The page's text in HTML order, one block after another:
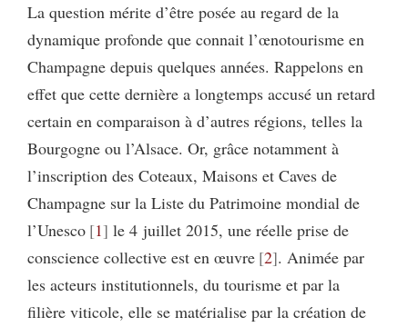
La question mérite d’être posée au regard de la
dynamique profonde que connait l’œnotourisme en
Champagne depuis quelques années. Rappelons en
effet que cette dernière a longtemps accusé un retard
certain en comparaison à d’autres régions, telles la
Bourgogne ou l’Alsace. Or, grâce notamment à
l’inscription des Coteaux, Maisons et Caves de
Champagne sur la Liste du Patrimoine mondial de
l’Unesco 1 le 4 juillet 2015, une réelle prise de
conscience collective est en œuvre 2 . Animée par
les acteurs institutionnels, du tourisme et par la
filière viticole, elle se matérialise par la création de